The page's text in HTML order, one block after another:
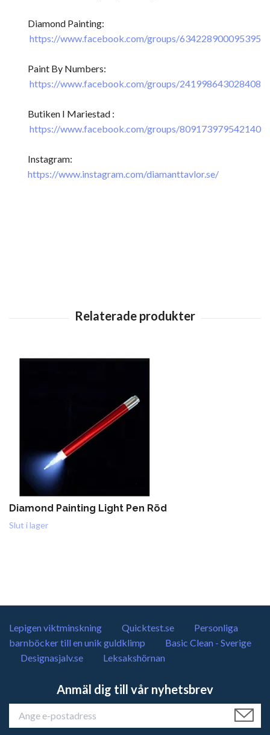
Diamond Painting:
https://www.facebook.com/groups/634228900095395
Paint By Numbers:
https://www.facebook.com/groups/241998643028408
Butiken I Mariestad :
https://www.facebook.com/groups/809173979542140
Instagram:
https://www.instagram.com/diamanttavlor.se/
Diamond Painting Light Pen Röd
Slut i lager
Lepigen viktminskning Quicktest.se
Personliga
barnböcker till en unik guldklimp
Basic Clean - Sverige
Designasjalv.se
Leksakshörnan
Anmäl dig till vår nyhetsbrev